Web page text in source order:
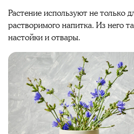
Растение используют не только
растворимого напитка. Из него
настойки и отвары.